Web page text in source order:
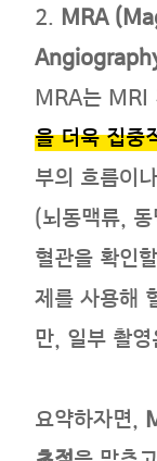
2. MRA
MRA는 MRI
을 더욱 집중
부의 흐름이
(뇌동맥류,
혈관을 확인
제를 사용해
만, 일부 촬
요약하자면,